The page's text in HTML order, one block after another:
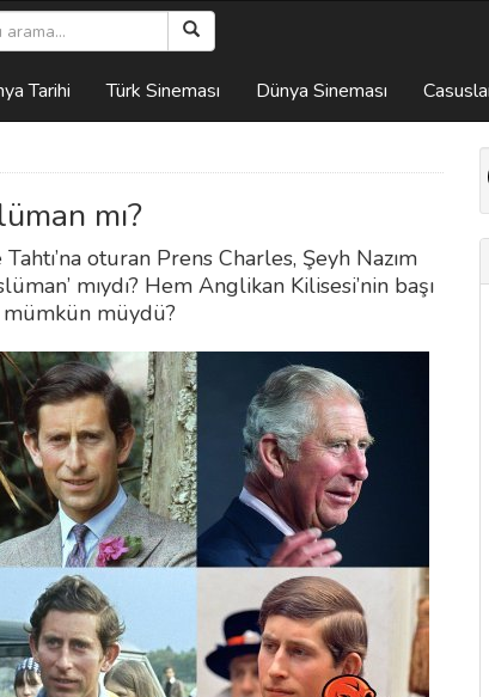
Tarihi Türk Sineması Dünya Sineması
mı?
oturan Prens Charles, Şeyh Nazım
mıydı? Hem Anglikan Kilisesi’nin başı
müydü?